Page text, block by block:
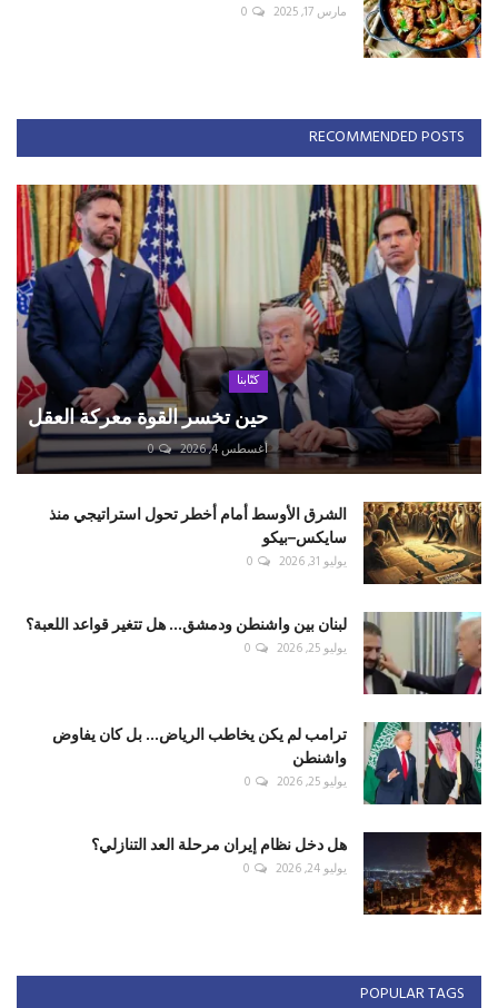
مارس 17, 2025 0
RECOMMENDED POSTS
كتّابنا
حين تخسر القوة معركة العقل
أغسطس 4, 2026 0
الشرق الأوسط أمام أخطر تحول استراتيجي منذ
سايكس–بيكو
يوليو 31, 2026 0
لبنان بين واشنطن ودمشق... هل تتغير قواعد اللعبة؟
يوليو 25, 2026 0
ترامب لم يكن يخاطب الرياض... بل كان يفاوض
واشنطن
يوليو 25, 2026 0
هل دخل نظام إيران مرحلة العد التنازلي؟
يوليو 24, 2026 0
POPULAR TAGS